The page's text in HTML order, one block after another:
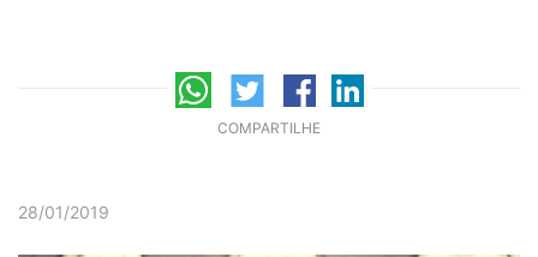
COMPARTILHE
28/01/2019